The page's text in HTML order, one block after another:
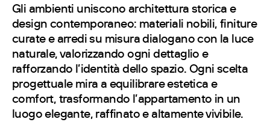
Gli ambienti uniscono architettura storica e
design contemporaneo: materiali nobili, finiture
curate e arredi su misura dialogano con la luce
naturale, valorizzando ogni dettaglio e
rafforzando l’identità dello spazio. Ogni scelta
progettuale mira a equilibrare estetica e
comfort, trasformando l’appartamento in un
luogo elegante, raffinato e altamente vivibile.